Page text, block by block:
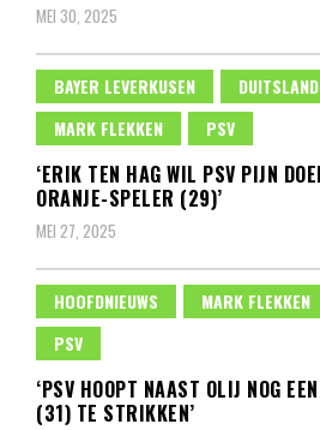
MEI 30, 2025
BAYER LEVERKUSEN DUITSLAND
MARK FLEKKEN
PSV
‘ERIK TEN HAG WIL PSV PIJN
ORANJE-SPELER (29)’
MEI 27, 2025
HOOFDNIEUWS MARK FLEKKEN
PSV
‘PSV HOOPT NAAST OLIJ NOG
(31) TE STRIKKEN’